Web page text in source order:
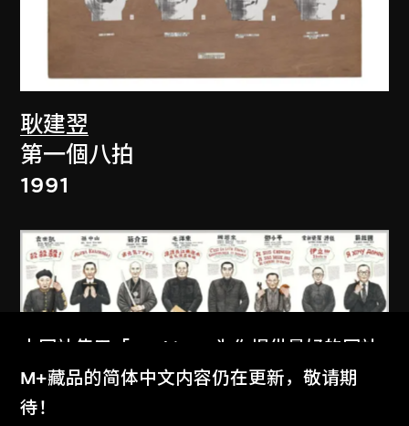
耿建翌
第一個八拍
1991
石家豪
本网站使用「Cookies」为你提供最好的网站
体验。
了解更多
M+藏品的简体中文内容仍在更新，敬请期
待！